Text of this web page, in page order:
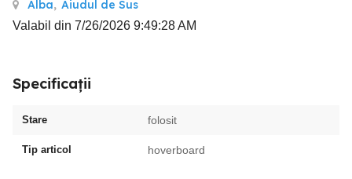
Alba, Aiudul de Sus
Valabil din 7/26/2026 9:49:28 AM
Specificații
Stare folosit
Tip articol hoverboard